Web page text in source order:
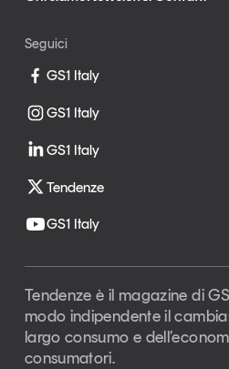
Seguici
GS1 Italy
GS1 Italy
GS1 Italy
Tendenze
GS1 Italy
Tendenze è il magazine di
modo indipendente il
largo consumo e
consumatori.